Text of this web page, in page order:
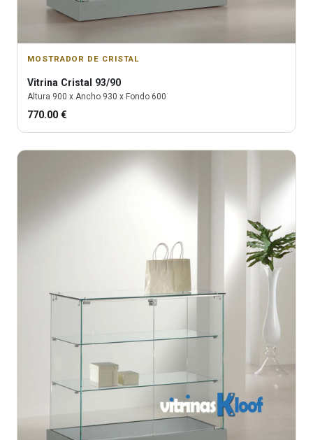
MOSTRADOR DE CRISTAL
Vitrina Cristal 93/90
Altura 900 x Ancho 930 x Fondo 600
770.00 €